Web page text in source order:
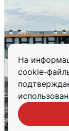
На
cookie-